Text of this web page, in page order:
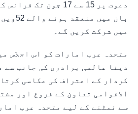
دعوت پر 15 سے 17 جون
میں شرکت کریں گے۔
متحدہ عرب امارات کو اس اجلاس
دینا عالمی برادری کی جانب سے
کردار کے اعتراف کی عکاسی
الاقوامی تعاون کے فروغ اور
سے نمٹنے کے لیے متحدہ عرب